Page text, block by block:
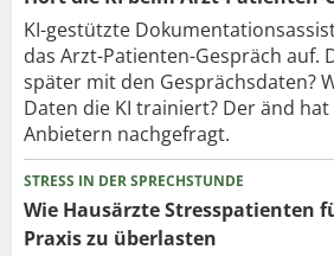
KI-gestützte
das Arzt-Patienten-Gespräch auf.
später mit den Gesprächsdaten?
Daten die KI trainiert? Der änd
Anbietern nachgefragt.
STRESS IN DER SPRECHSTUNDE
Wie Hausärzte Stresspatienten
Praxis zu überlasten